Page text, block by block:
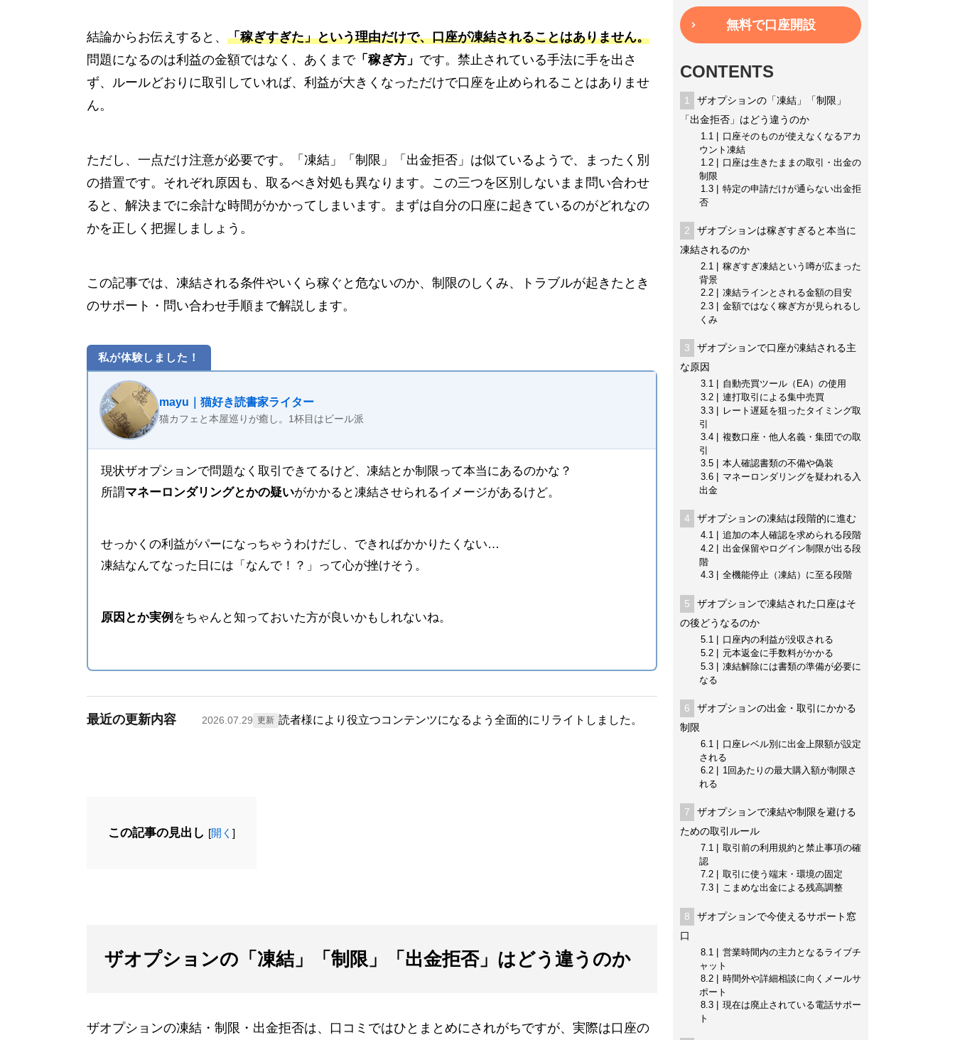
結論からお伝えすると、 「稼ぎすぎた」という理由だけで、口座が凍結されることはありません。
問題になるのは利益の金額ではなく、あくまで「稼ぎ方」 です。禁止されている手法に手を出さ
ず、ルールどおりに取引していれば、利益が大きくなっただけで口座を止められることはありませ
ん。
ただし、一点だけ注意が必要です。「凍結」「制限」「出金拒否」は似ているようで、まったく別
の措置です。それぞれ原因も、取るべき対処も異なります。この三つを区別しないまま問い合わせ
ると、解決までに余計な時間がかかってしまいます。まずは自分の口座に起きているのがどれなの
かを正しく把握しましょう。
この記事では、凍結される条件やいくら稼ぐと危ないのか、制限のしくみ、トラブルが起きたとき
のサポート・問い合わせ手順まで解説します。
私が体験しました！
mayu｜猫好き読書家ライター
猫カフェと本屋巡りが癒し。1杯目はビール派
現状ザオプションで問題なく取引できてるけど、凍結とか制限って本当にあるのかな？
所謂マネーロンダリングとかの疑いがかかると凍結させられるイメージがあるけど。
せっかくの利益がパーになっちゃうわけだし、できればかかりたくない…
凍結なんてなった日には「なんで！？」って心が挫けそう。
原因とか実例 をちゃんと知っておいた方が良いかもしれないね。
最近の更新内容 2026.07.29 更新 読者様により役立つコンテンツになるよう全面的にリライトしました。
この記事の見出し [開く ]
ザオプションの「凍結」「制限」「出金拒否」はどう違うのか
ザオプションの凍結・制限・出金拒否は、口コミではひとまとめにされがちですが、実際は口座の
無料で口座開設
CONTENTS
1
ザオプションの「凍結」「制限」
「出金拒否」はどう違うのか
1.1
口座そのものが使えなくなるアカ
ウント凍結
1.2
口座は生きたままの取引・出金の
制限
1.3
特定の申請だけが通らない出金拒
否
2
ザオプションは稼ぎすぎると本当に
凍結されるのか
2.1
稼ぎすぎ凍結という噂が広まった
背景
2.2
凍結ラインとされる金額の目安
2.3
金額ではなく稼ぎ方が見られるし
くみ
3
ザオプションで口座が凍結される主
な原因
3.1
自動売買ツール（EA）の使用
3.2
連打取引による集中売買
3.3
レート遅延を狙ったタイミング取
引
3.4
複数口座・他人名義・集団での取
引
3.5
本人確認書類の不備や偽装
3.6
マネーロンダリングを疑われる入
出金
4 ザオプションの凍結は段階的に進む
4.1
追加の本人確認を求められる段階
4.2
出金保留やログイン制限が出る段
階
4.3
全機能停止（凍結）に至る段階
5
ザオプションで凍結された口座はそ
の後どうなるのか
5.1
口座内の利益が没収される
5.2
元本返金に手数料がかかる
5.3
凍結解除には書類の準備が必要に
なる
6
ザオプションの出金・取引にかかる
制限
6.1
口座レベル別に出金上限額が設定
される
6.2
1回あたりの最大購入額が制限さ
れる
7
ザオプションで凍結や制限を避ける
ための取引ルール
7.1
取引前の利用規約と禁止事項の確
認
7.2
取引に使う端末・環境の固定
7.3
こまめな出金による残高調整
8
ザオプションで今使えるサポート窓
口
8.1
営業時間内の主力となるライブチ
ャット
8.2
時間外や詳細相談に向くメールサ
ポート
8.3
現在は廃止されている電話サポー
ト